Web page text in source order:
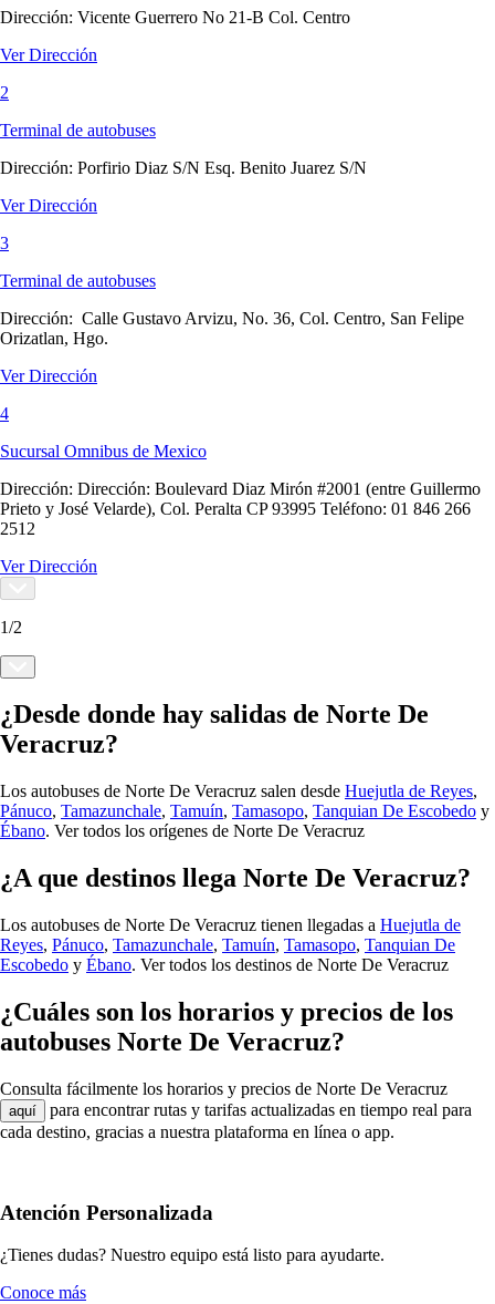
Dirección: Vicente Guerrero No 21-B Col. Centro
Ver Dirección
2
Terminal de autobuses
Dirección: Porfirio Diaz S/N Esq. Benito Juarez S/N
Ver Dirección
3
Terminal de autobuses
Dirección: Calle Gustavo Arvizu, No. 36, Col. Centro, San Felipe
Orizatlan, Hgo.
Ver Dirección
4
Sucursal Omnibus de Mexico
Dirección: Dirección: Boulevard Diaz Mirón #2001 (entre Guillermo
Prieto y José Velarde), Col. Peralta CP 93995 Teléfono: 01 846 266
2512
Ver Dirección
1/2
¿Desde donde hay salidas de Norte De
Veracruz?
Los autobuses de Norte De Veracruz salen desde Huejutla de Reyes,
Pánuco, Tamazunchale, Tamuín, Tamasopo, Tanquian De Escobedo y
Ébano. Ver todos los orígenes de Norte De Veracruz
¿A que destinos llega Norte De Veracruz?
Los autobuses de Norte De Veracruz tienen llegadas a Huejutla de
Reyes, Pánuco, Tamazunchale, Tamuín, Tamasopo, Tanquian De
Escobedo y Ébano. Ver todos los destinos de Norte De Veracruz
¿Cuáles son los horarios y precios de los
autobuses Norte De Veracruz?
Consulta fácilmente los horarios y precios de Norte De Veracruz
aquí
para encontrar rutas y tarifas actualizadas en tiempo real para
cada destino, gracias a nuestra plataforma en línea o app.
Atención Personalizada
¿Tienes dudas? Nuestro equipo está listo para ayudarte.
Conoce más